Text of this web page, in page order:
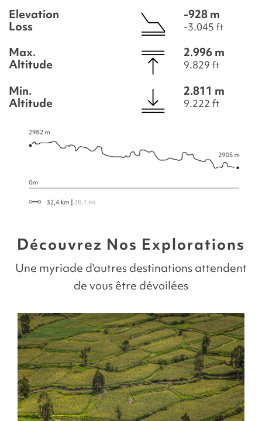
Elevation
Loss
-928 m
-3.045 ft
Max.
Altitude
2.996 m
9.829 ft
Min.
Altitude
2.811 m
9.222 ft
Découvrez Nos Explorations
Une myriade d'autres destinations attendent
de vous être dévoilées